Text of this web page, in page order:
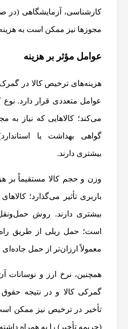
کارشناسی، آزمایشگاهی (در
مجوزها نیز ممکن است به
عوامل مؤثر بر هزینه
هزینه‌های ترخیص کالا در گمرک
عوامل متعددی قرار دارد. نوع
می‌کند؛ کالاهایی که نیاز به
گواهی بهداشت یا
بیشتری دارند.
وزن و حجم کالا مستقیماً بر
باربری تأثیر می‌گذارد؛
بیشتری دارند. روش
است؛ حمل ریلی از طریق
معمولاً ارزان‌تر از حمل
همچنین، نرخ ارز و نوسانات
گمرکی کالا و در نتیجه حقوق
تأخیر در ترخیص نیز ممکن
(جریمه تأخیر) را به همراه